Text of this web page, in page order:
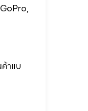
าแบ